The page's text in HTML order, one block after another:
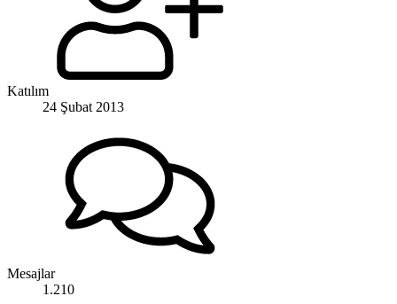
Katılım
24 Şubat 2013
Mesajlar
1.210